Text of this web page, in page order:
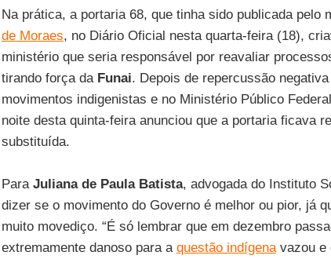
Na prática, a portaria 68, que tinha sido publicada pelo
de Moraes, no Diário Oficial nesta quarta-feira (18),
ministério que seria responsável por reavaliar
tirando força da Funai. Depois de repercussão
movimentos indigenistas e no Ministério Público
noite desta quinta-feira anunciou que a portaria ficava
substituída.
Para Juliana de Paula Batista, advogada do Instituto
dizer se o movimento do Governo é melhor ou pior, já
muito movediço. “É só lembrar que em dezembro
extremamente danoso para a questão indígenavazou e